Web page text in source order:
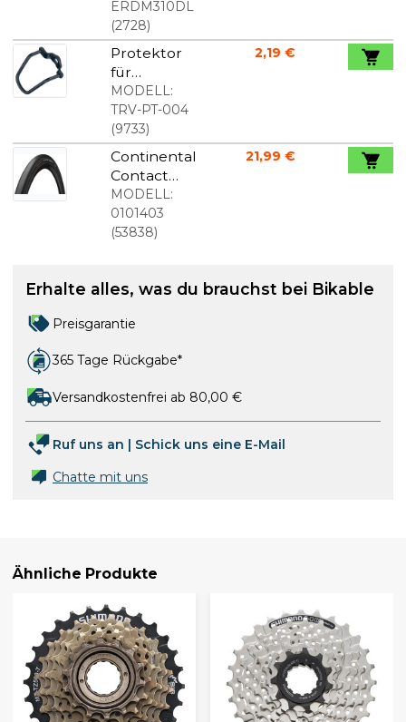
ERDM310DL
(2728)
Protektor
für
Schaltwerk
MODELL:
TRV-PT-004
(9733)
2,19 €
Continental
Contact
Speed
700x28 (28-
622) mit
MODELL:
0101403
(53838)
21,99 €
Erhalte alles, was du brauchst bei Bikable
Preisgarantie
365 Tage Rückgabe*
Versandkostenfrei ab 80,00 €
Ruf uns an | Schick uns eine E-Mail
Chatte mit uns
Ähnliche Produkte